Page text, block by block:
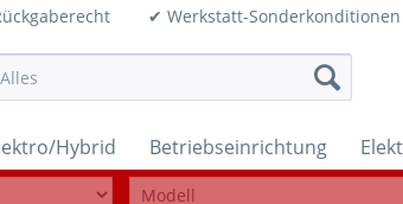
✔ Werkstatt-
Hybrid Betriebseinrichtung